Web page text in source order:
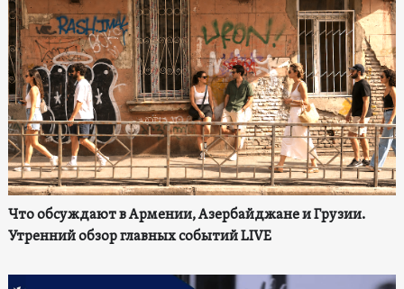
Что обсуждают в Армении, Азербайджане и Грузии.
Утренний обзор главных событий LIVE